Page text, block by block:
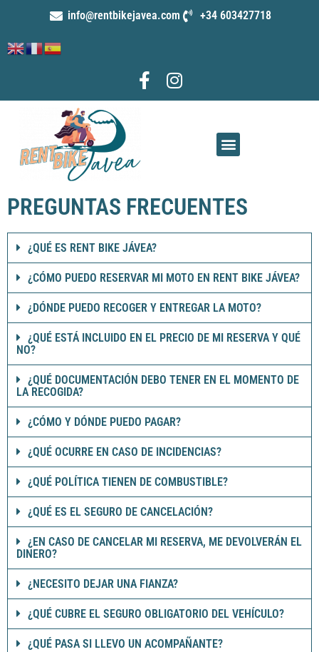
info@rentbikejavea.com +34 603427718
PREGUNTAS FRECUENTES
¿QUÉ ES RENT BIKE JÁVEA?
¿CÓMO PUEDO RESERVAR MI MOTO EN RENT BIKE JÁVEA?
¿DÓNDE PUEDO RECOGER Y ENTREGAR LA MOTO?
¿QUÉ ESTÁ INCLUIDO EN EL PRECIO DE MI RESERVA Y QUÉ
NO?
¿QUÉ DOCUMENTACIÓN DEBO TENER EN EL MOMENTO DE
LA RECOGIDA?
¿CÓMO Y DÓNDE PUEDO PAGAR?
¿QUÉ OCURRE EN CASO DE INCIDENCIAS?
¿QUÉ POLÍTICA TIENEN DE COMBUSTIBLE?
¿QUÉ ES EL SEGURO DE CANCELACIÓN?
¿EN CASO DE CANCELAR MI RESERVA, ME DEVOLVERÁN EL
DINERO?
¿NECESITO DEJAR UNA FIANZA?
¿QUÉ CUBRE EL SEGURO OBLIGATORIO DEL VEHÍCULO?
¿QUÉ PASA SI LLEVO UN ACOMPAÑANTE?